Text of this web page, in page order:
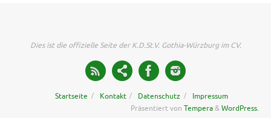
Dies ist die offizielle Seite der K.D.St.V. Gothia-Würzburg im CV.
Startseite Kontakt Datenschutz
Impressum
Präsentiert von Tempera&WordPress.